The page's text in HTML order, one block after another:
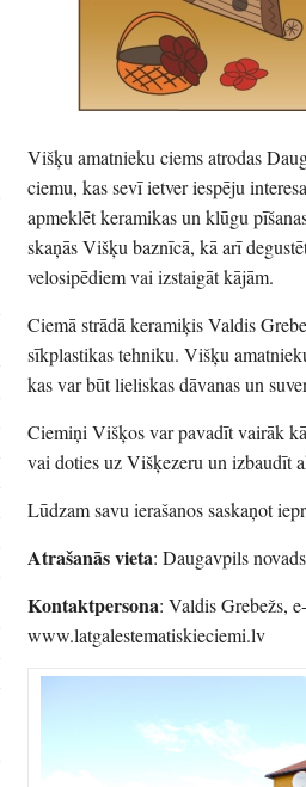
Višķu amatnieku ciems atrodas
ciemu, kas sevī ietver iespēju
apmeklēt keramikas un klūgu
skaņās Višķu baznīcā, kā arī
velosipēdiem vai izstaigāt kājām.
Ciemā strādā keramiķis Valdis
sīkplastikas tehniku. Višķu
kas var būt lieliskas dāvanas un
Ciemiņi Višķos var pavadīt vairāk
vai doties uz Višķezeru un izbaudīt
Lūdzam savu ierašanos saskaņot
Atrašanās vieta: Daugavpils
Kontaktpersona: Valdis Grebežs,
www.latgalestematiskieciemi.lv